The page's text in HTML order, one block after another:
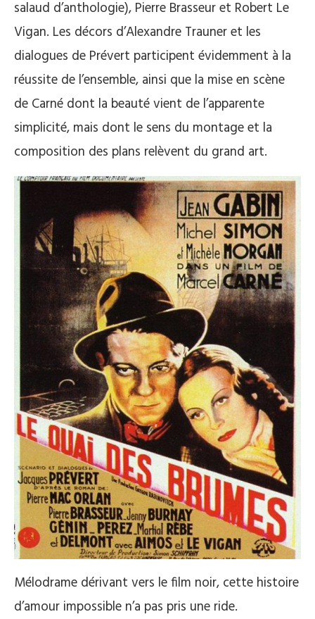
salaud d’anthologie), Pierre Brasseur et Robert Le
Vigan. Les décors d’Alexandre Trauner et les
dialogues de Prévert participent évidemment à la
réussite de l’ensemble, ainsi que la mise en scène
de Carné dont la beauté vient de l’apparente
simplicité, mais dont le sens du montage et la
composition des plans relèvent du grand art.
Mélodrame dérivant vers le film noir, cette histoire
d’amour impossible n’a pas pris une ride.